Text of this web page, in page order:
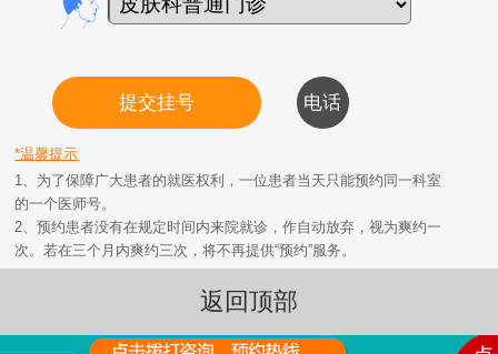
*温馨提示
1、为了保障广大患者的就医权利，一位患者当天只能预约同一科室
的一个医师号。
2、预约患者没有在规定时间内来院就诊，作自动放弃，视为爽约一
次。若在三个月内爽约三次，将不再提供“预约”服务。
返回顶部